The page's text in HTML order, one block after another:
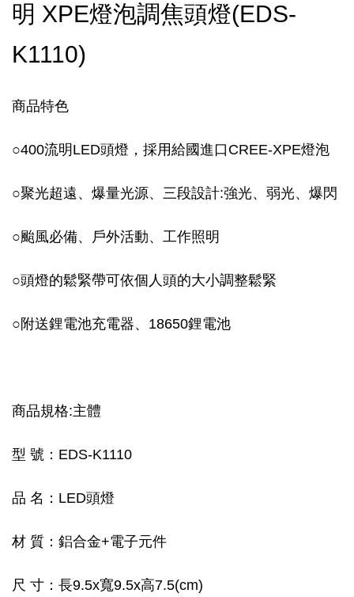
明 XPE燈泡調焦頭燈(EDS-
K1110)
商品特色
○400流明LED頭燈，採用給國進口CREE-XPE燈泡
○聚光超遠、爆量光源、三段設計:強光、弱光、爆閃
○颱風必備、戶外活動、工作照明
○頭燈的鬆緊帶可依個人頭的大小調整鬆緊
○ 附送鋰電池充電器、18650鋰電池
商品規格:主體
型 號：EDS-K1110
品 名：LED頭燈
材 質：鋁合金+電子元件
尺 寸：長9.5x寬9.5x高7.5(cm)